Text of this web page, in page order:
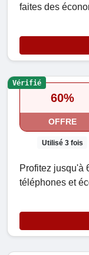
faites des
60%
OFFRE
Utilisé 3 fois
Profitez jusqu'à
téléphones et
Vérifié